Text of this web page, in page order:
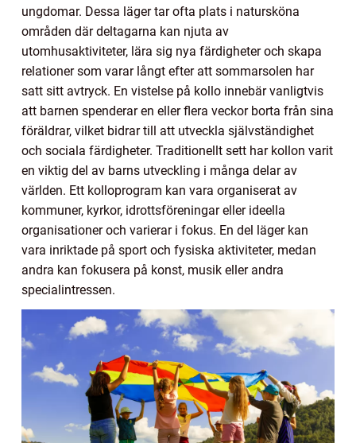
ungdomar. Dessa läger tar ofta plats i natursköna
områden där deltagarna kan njuta av
utomhusaktiviteter, lära sig nya färdigheter och skapa
relationer som varar långt efter att sommarsolen har
satt sitt avtryck. En vistelse på kollo innebär vanligtvis
att barnen spenderar en eller flera veckor borta från sina
föräldrar, vilket bidrar till att utveckla självständighet
och sociala färdigheter. Traditionellt sett har kollon varit
en viktig del av barns utveckling i många delar av
världen. Ett kolloprogram kan vara organiserat av
kommuner, kyrkor, idrottsföreningar eller ideella
organisationer och varierar i fokus. En del läger kan
vara inriktade på sport och fysiska aktiviteter, medan
andra kan fokusera på konst, musik eller andra
specialintressen.